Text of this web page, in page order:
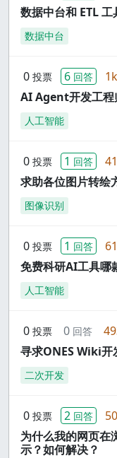
数据中台和 ETL 工
数据中台
0 投票 6 回答 1k
AI Agent开发工程
人工智能
0 投票 1 回答
求助各位图片转绘
图像识别
0 投票 1 回答
免费科研AI工具哪
人工智能
0 投票 0 回答
寻求ONES Wiki开
二次开发
0 投票 2 回答
为什么我的网页在
示？如何解决？